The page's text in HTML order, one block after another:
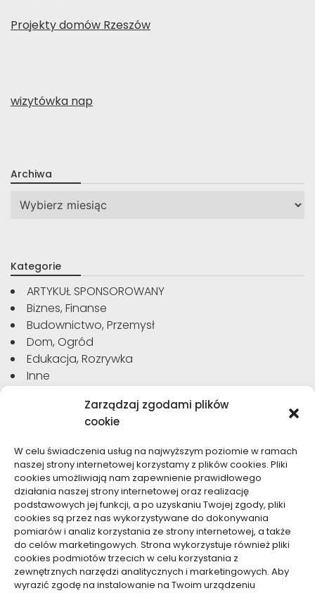
Zarządzaj zgodami plików
cookie
W celu świadczenia usług na najwyższym poziomie w ramach
naszej strony internetowej korzystamy z plików cookies. Pliki
cookies umożliwiają nam zapewnienie prawidłowego
działania naszej strony internetowej oraz realizację
podstawowych jej funkcji, a po uzyskaniu Twojej zgody, pliki
cookies są przez nas wykorzystywane do dokonywania
pomiarów i analiz korzystania ze strony internetowej, a także
do celów marketingowych. Strona wykorzystuje również pliki
cookies podmiotów trzecich w celu korzystania z
zewnętrznych narzędzi analitycznych i marketingowych. Aby
wyrazić zgodę na instalowanie na Twoim urządzeniu
Projekty domów Rzeszów
wizytówka nap
Archiwa
Archiwa
Kategorie
ARTYKUŁ SPONSOROWANY
Biznes, Finanse
Budownictwo, Przemysł
Dom, Ogród
Edukacja, Rozrywka
Inne
Motoryzacja, Transport
Sport, Turystyka
Technologie
Usługi
Zdrowie, Medycyna
Dolącz do nas
Lubisz pisać teksty i chciałbyś się podzielić swoją